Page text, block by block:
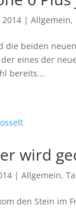
2014 |Allgemein,
die beiden
eines der
bereits...
wird
|Allgemein,
den Stein im